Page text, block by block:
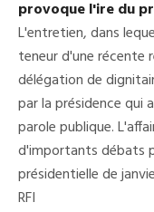
provoque l'ire du
L'entretien, dans
teneur d'une récente
délégation de
par la présidence qui
parole publique.
d'importants débats
présidentielle de
RFI